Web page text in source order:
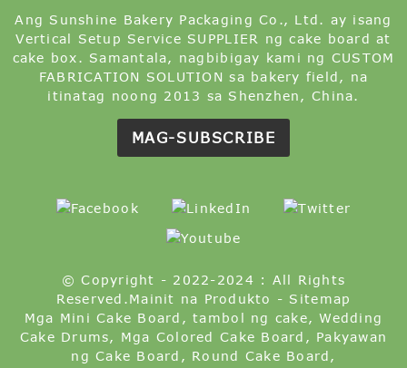
Ang Sunshine Bakery Packaging Co., Ltd. ay isang
Vertical Setup Service SUPPLIER ng cake board at
cake box. Samantala, nagbibigay kami ng CUSTOM
FABRICATION SOLUTION sa bakery field, na
itinatag noong 2013 sa Shenzhen, China.
MAG-SUBSCRIBE
© Copyright - 2022-2024 : All Rights
Reserved.Mainit na Produkto - Sitemap
Mga Mini Cake Board ,tambol ng cake,Wedding
Cake Drums, Mga Colored Cake Board , Pakyawan
ng Cake Board , Round Cake Board ,